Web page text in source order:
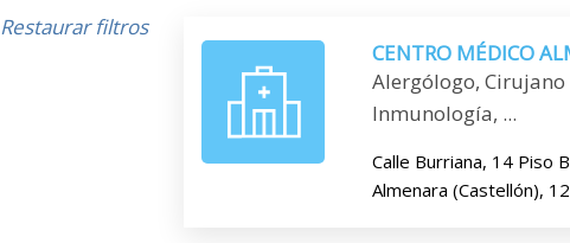
Restaurar filtros
CENTRO MÉDICO
Alergólogo,
Inmunología, ...
Calle Burriana, 14 Piso
Almenara (Castellón),